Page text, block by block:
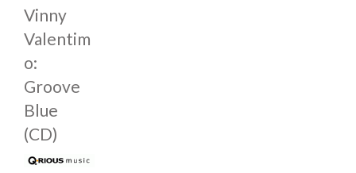
Vinny
Valentim
o:
Groove
Blue
(CD)